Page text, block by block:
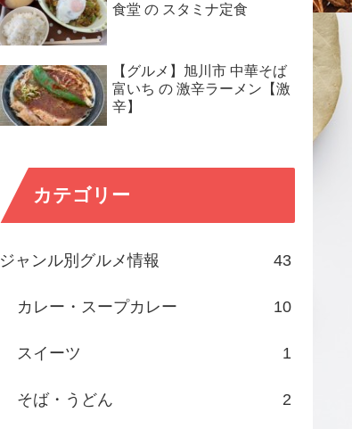
食堂 の スタミナ定食
【グルメ】旭川市 中華そば
富いち の 激辛ラーメン【激
辛】
カテゴリー
ジャンル別グルメ情報 43
カレー・スープカレー 10
スイーツ 1
そば・うどん 2